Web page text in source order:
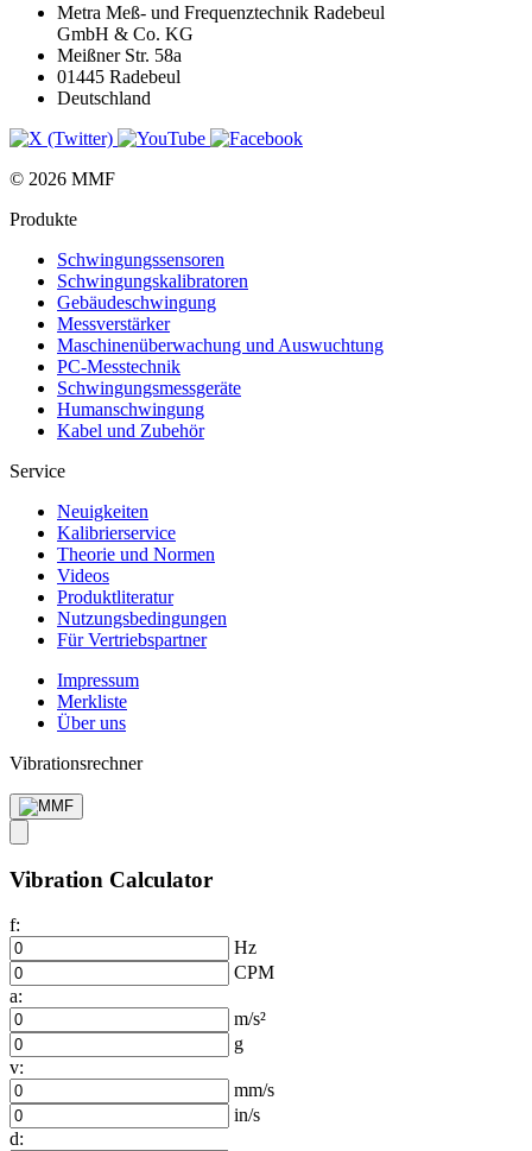
Metra Meß- und Frequenztechnik Radebeul
GmbH & Co. KG
Meißner Str. 58a
01445 Radebeul
Deutschland
© 2026 MMF
Produkte
Schwingungs­sensoren
Schwingungs­kalibratoren
Gebäude­schwingung
Messverstärker
Maschinen­überwachung und Auswuchtung
PC-Messtechnik
Schwingungs­messgeräte
Human­schwingung
Kabel und Zubehör
Service
Neuigkeiten
Kalibrier­service
Theorie und Normen
Videos
Produkt­literatur
Nutzungs­bedingungen
Für Vertriebs­partner
Impressum
Merkliste
Über uns
Vibrationsrechner
Vibration Calculator
f:
Hz
CPM
a:
m/s²
g
v:
mm/s
in/s
d: